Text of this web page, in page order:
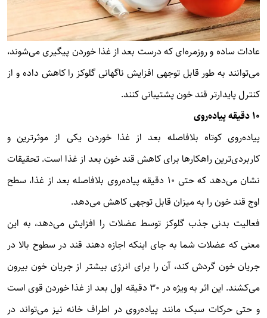
عادات ساده و روزمره‌ای که درست بعد از غذا خوردن پیگیری می‌شوند،
می‌توانند به طور قابل توجهی افزایش ناگهانی گلوکز را کاهش داده و از
کنترل پایدارتر قند خون پشتیبانی کنند.
۱۰ دقیقه پیاده‌روی
پیاده‌روی کوتاه بلافاصله بعد از غذا خوردن یکی از موثرترین و
کاربردی‌ترین راهکارها برای کاهش قند خون بعد از غذا است. تحقیقات
نشان می‌دهد که حتی ۱۰ دقیقه پیاده‌روی بلافاصله بعد از غذا، سطح
اوج قند خون را به میزان قابل توجهی کاهش می‌دهد.
فعالیت بدنی جذب گلوکز توسط عضلات را افزایش می‌دهد، به این
معنی که عضلات شما به جای اینکه اجازه دهند قند در سطوح بالا در
جریان خون گردش کند، آن را برای انرژی بیشتر از جریان خون بیرون
می‌کشند. این اثر به ویژه در ۳۰ دقیقه اول بعد از غذا خوردن قوی است
و حتی حرکات سبک مانند پیاده‌روی در اطراف خانه نیز می‌تواند در